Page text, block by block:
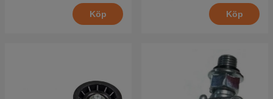
Köp Köp